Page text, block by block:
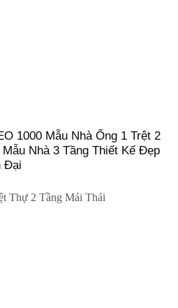
1000 Mẫu Nhà Ống 1 Trệt 2
Mẫu Nhà 3 Tầng Thiết Kế Đẹp
Đại